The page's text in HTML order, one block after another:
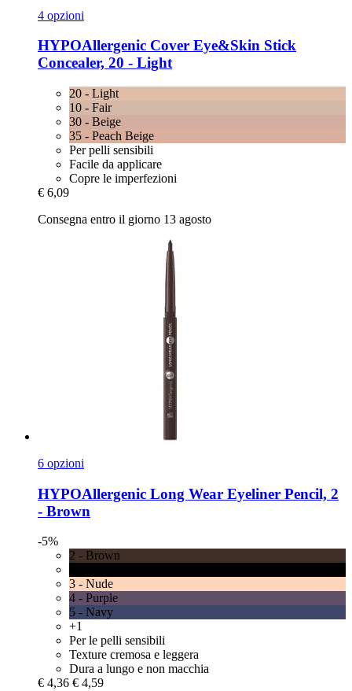
4 opzioni
HYPOAllergenic Cover Eye&Skin Stick
Concealer, 20 -​ Light
20 - Light
10 - Fair
30 - Beige
35 - Peach Beige
Per pelli sensibili
Facile da applicare
Copre le imperfezioni
€ 6,09
Consegna entro il giorno 13 agosto
6 opzioni
HYPOAllergenic Long Wear Eyeliner Pencil, 2
-​ Brown
-5%
2 - Brown
3 - Nude
4 - Purple
5 - Navy
+1
Per le pelli sensibili
Texture cremosa e leggera
Dura a lungo e non macchia
€ 4,36 € 4,59